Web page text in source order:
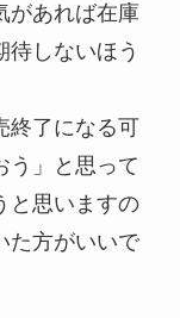
があれば在庫
待しないほう
終了になる可
う」と思って
と思いますの
た方がいいで